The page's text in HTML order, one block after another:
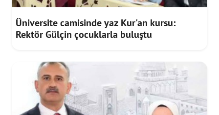
Üniversite camisinde yaz Kur'an kursu:
Rektör Gülçin çocuklarla buluştu